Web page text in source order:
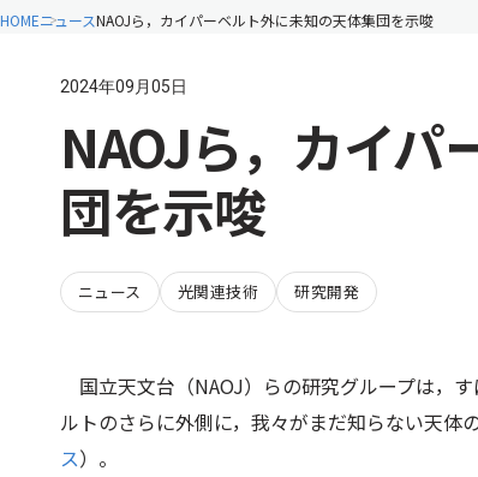
HOMEニュースNAOJら，カイパーベルト外に未知の天体集団を示唆
2024年09月05日
NAOJら，カイパ
団を示唆
ニュース 光関連技術 研究開発
国立天文台（NAOJ）らの研究グループは，
ルトのさらに外側に，我々がまだ知らない天体
ス）。